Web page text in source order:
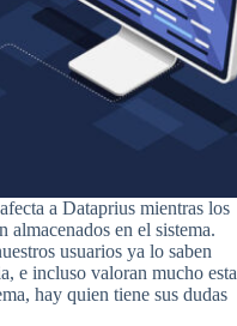
a Dataprius mientras los
almacenados en el sistema.
usuarios ya lo saben
e incluso valoran mucho esta
hay quien tiene sus dudas